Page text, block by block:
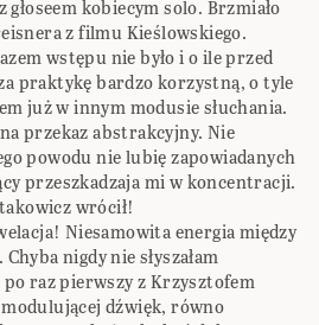
kobiecym solo. Brzmiało
z filmu Kieślowskiego.
wstępu nie było i o ile przed
praktykę bardzo korzystną, o tyle
już w innym modusie słuchania.
przekaz abstrakcyjny. Nie
powodu nie lubię zapowiadanych
przeszkadzaja mi w koncentracji.
wrócił!
Niesamowita energia między
nigdy nie słyszałam
po raz pierwszy z Krzysztofem
dźwięk, równo